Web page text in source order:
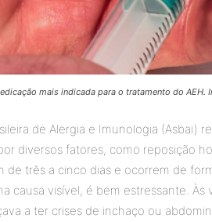
mais indicada para o tratamento do AEH.
de Alergia e Imunologia (Asbai)
diversos fatores, como reposição
de três a cinco dias e ocorrem de
causa visível, é bem estressante.
a ter crises de inchaço ou